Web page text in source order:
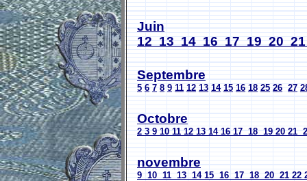
Juin
12 13 14 16 17 19 20 21
Septembre
5 6 7 8 9 11 12 13 14 15 16 18 25 26 27
Octobre
2 3 9 10 11 12 13 14 16 17 18 19 20 21
novembre
9 10 11 13 14 15 16 17 18 20 21 22